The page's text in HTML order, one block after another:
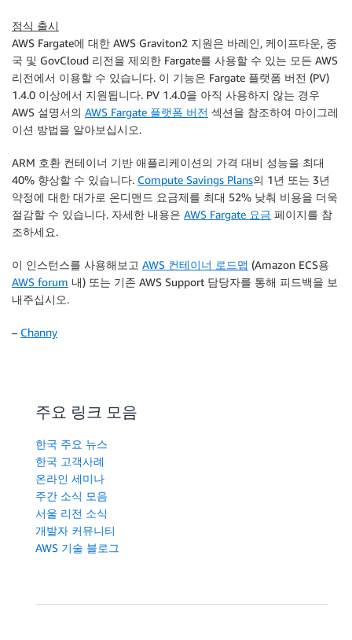
정식 출시
AWS Fargate에 대한 AWS Graviton2 지원은 바레인, 케이프타운, 중
국 및 GovCloud 리전을 제외한 Fargate를 사용할 수 있는 모든 AWS
리전에서 이용할 수 있습니다. 이 기능은 Fargate 플랫폼 버전 (PV)
1.4.0 이상에서 지원됩니다. PV 1.4.0을 아직 사용하지 않는 경우
AWS 설명서의 AWS Fargate 플랫폼 버전 섹션을 참조하여 마이그레
이션 방법을 알아보십시오.
ARM 호환 컨테이너 기반 애플리케이션의 가격 대비 성능을 최대
40% 향상할 수 있습니다. Compute Savings Plans의 1년 또는 3년
약정에 대한 대가로 온디맨드 요금제를 최대 52% 낮춰 비용을 더욱
절감할 수 있습니다. 자세한 내용은 AWS Fargate 요금 페이지를 참
조하세요.
이 인스턴스를 사용해보고 AWS 컨테이너 로드맵 (Amazon ECS용
AWS forum 내) 또는 기존 AWS Support 담당자를 통해 피드백을 보
내주십시오.
– Channy
주요 링크 모음
한국 주요 뉴스
한국 고객사례
온라인 세미나
주간 소식 모음
서울 리전 소식
개발자 커뮤니티
AWS 기술 블로그